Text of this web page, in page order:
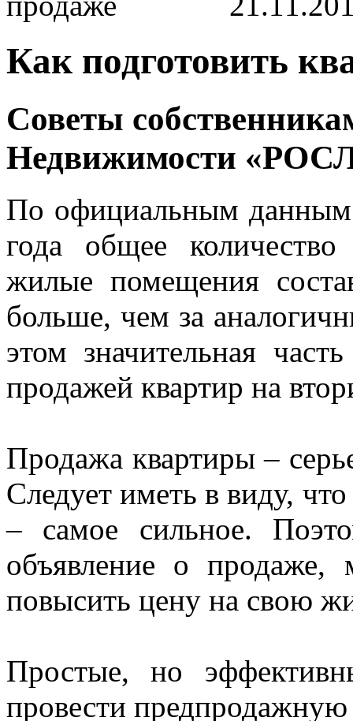
Как подготовить
Советы
Недвижимости
По официальным данным
года общее
жилые помещения
больше, чем за
этом значительная
продажей квартир на
Продажа квартиры –
Следует иметь в виду,
– самое сильное.
объявление о продаже,
повысить цену на свою
Простые, но
провести предпродажную